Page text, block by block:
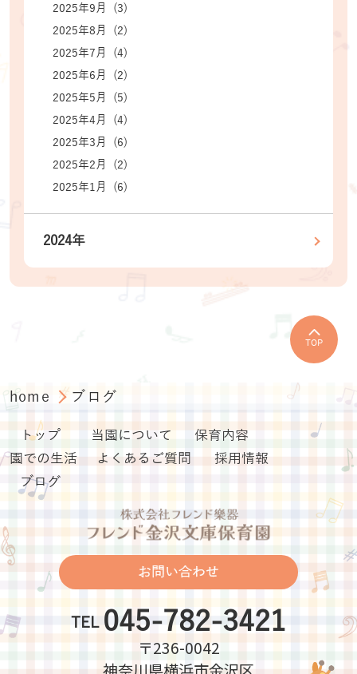
2025年9月 (3)
2025年8月 (2)
2025年7月 (4)
2025年6月 (2)
2025年5月 (5)
2025年4月 (4)
2025年3月 (6)
2025年2月 (2)
2025年1月 (6)
2024年
TOP
home ブログ
トップ 当園について
保育内容
園での生活
よくあるご質問
採用情報
ブログ
お問い合わせ
TEL 045-782-3421
〒236-0042